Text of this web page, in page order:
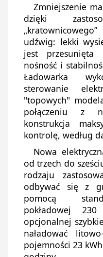
Zmniejszenie
dzięki
udźwig: lekki
jest
nośność i
Ładowarka
sterowanie
"topowych"
połączeniu z
konstrukcja
kontrolę, według
Nowa
od trzech do
rodzaju
odbywać się z
pomocą
pokładowej
opcjonalnej
naładować
pojemności 23